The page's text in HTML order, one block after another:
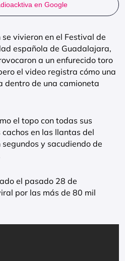
en Google
vivieron en el Festival de
española de Guadalajara,
a un enfurecido toro
el video registra cómo una
dentro de una camioneta
el topo con todas sus
en las llantas del
y sacudiendo de
el pasado 28 de
por las más de 80 mil